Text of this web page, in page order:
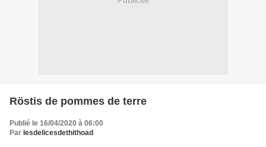
Röstis de pommes de terre
Publié le 16/04/2020 à 06:00
Par lesdelicesdethithoad